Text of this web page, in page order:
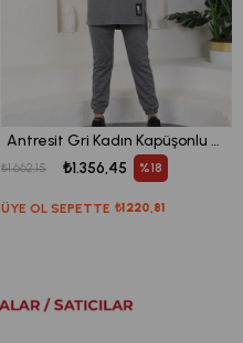
Antresit Gri Kadın Kapüşonlu Sweatshirt - Jogger Spor Takım Eşofman
ÜYE OL SEPETTE ₺1220,81
₺1.356,45
₺1.662,15 %18